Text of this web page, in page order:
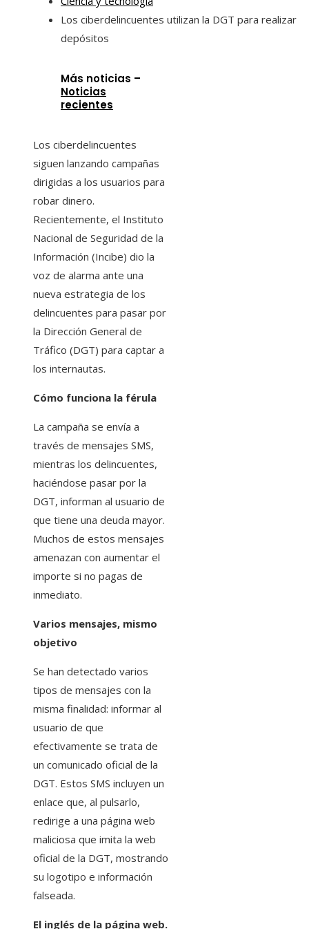
Los ciberdelincuentes utilizan la DGT para realizar
depósitos
Más noticias –
Noticias
recientes
Los ciberdelincuentes
siguen lanzando campañas
dirigidas a los usuarios para
robar dinero.
Recientemente, el Instituto
Nacional de Seguridad de la
Información (Incibe) dio la
voz de alarma ante una
nueva estrategia de los
delincuentes para pasar por
la Dirección General de
Tráfico (DGT) para captar a
los internautas.
Cómo funciona la férula
La campaña se envía a
través de mensajes SMS,
mientras los delincuentes,
haciéndose pasar por la
DGT, informan al usuario de
que tiene una deuda mayor.
Muchos de estos mensajes
amenazan con aumentar el
importe si no pagas de
inmediato.
Varios mensajes, mismo
objetivo
Se han detectado varios
tipos de mensajes con la
misma finalidad: informar al
usuario de que
efectivamente se trata de
un comunicado oficial de la
DGT. Estos SMS incluyen un
enlace que, al pulsarlo,
redirige a una página web
maliciosa que imita la web
oficial de la DGT, mostrando
su logotipo e información
falseada.
El inglés de la página web.